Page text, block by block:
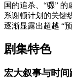
国的追杀、“骡”
系谢顿计划的关键
逐渐显露出超越 “
剧集特色
宏大叙事与时